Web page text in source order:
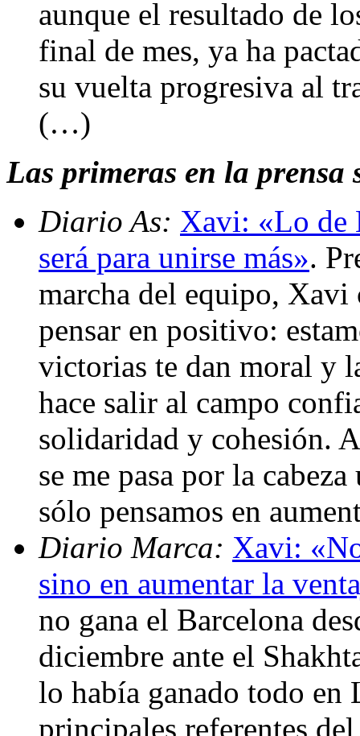
aunque el resultado de
final de mes, ya ha
su vuelta progresiva al
(…)
Las primeras en la prensa
Diario As: Xavi: «Lo de
será para unirse más».
marcha del equipo,
pensar en positivo:
victorias te dan moral y
hace salir al campo
solidaridad y cohesión.
se me pasa por la
sólo pensamos en
Diario Marca: Xavi:
sino en aumentar la
no gana el Barcelona
diciembre ante el
lo había ganado todo en
principales referentes